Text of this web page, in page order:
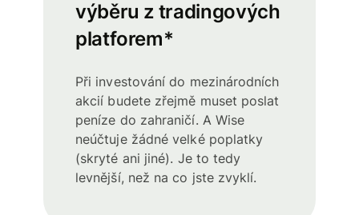
výběru z tradingových
platforem*
Při investování do mezinárodních
akcií budete zřejmě muset poslat
peníze do zahraničí. A Wise
neúčtuje žádné velké poplatky
(skryté ani jiné). Je to tedy
levnější, než na co jste zvyklí.